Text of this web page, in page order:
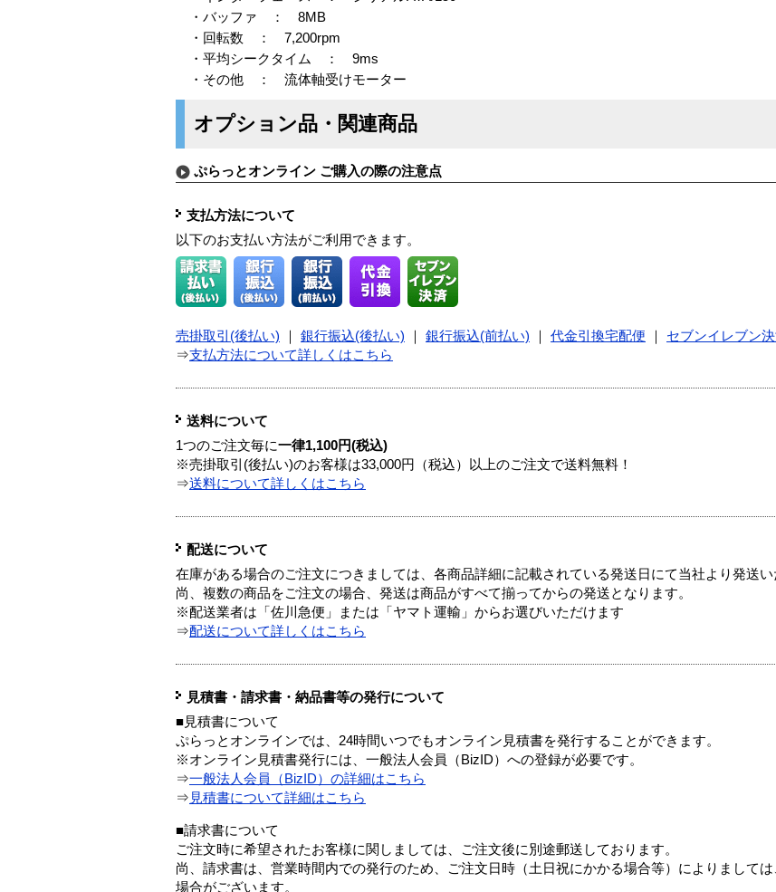
・バッファ ： 8MB
・回転数 ： 7,200rpm
・平均シークタイム ： 9ms
・その他 ： 流体軸受けモーター
オプション品・関連商品
ぷらっとオンライン ご購入の際の注意点
支払方法について
以下のお支払い方法がご利用できます。
売掛取引(後払い) 銀行振込(後払い) 銀行振込(前払い) 代金引換宅配便
セブンイレブン
⇒支払方法について詳しくはこちら
送料について
1つのご注文毎に一律1,100円(税込)
※売掛取引(後払い)のお客様は33,000円（税込）以上のご注文で送料無料！
⇒送料について詳しくはこちら
配送について
在庫がある場合のご注文につきましては、各商品詳細に記載されている発送日にて当社より発送い
尚、複数の商品をご注文の場合、発送は商品がすべて揃ってからの発送となります。
※配送業者は「佐川急便」または「ヤマト運輸」からお選びいただけます
⇒配送について詳しくはこちら
見積書・請求書・納品書等の発行について
■見積書について
ぷらっとオンラインでは、24時間いつでもオンライン見積書を発行することができます。
※オンライン見積書発行には、一般法人会員（BizID）への登録が必要です。
⇒一般法人会員（BizID）の詳細はこちら
⇒ 見積書について詳細はこちら
■請求書について
ご注文時に希望されたお客様に関しましては、ご注文後に別途郵送しております。
尚、請求書は、営業時間内での発行のため、ご注文日時（土日祝にかかる場合等）によりまして
場合がございます。